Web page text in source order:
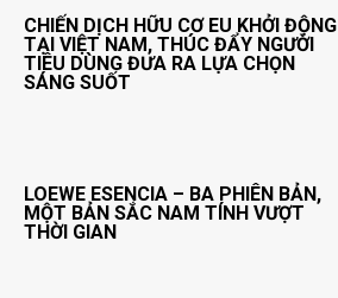
CHIẾN DỊCH HỮU CƠ EU KHỞI ĐỘNG
TẠI VIỆT NAM, THÚC ĐẨY NGƯỜI
TIÊU DÙNG ĐƯA RA LỰA CHỌN
SÁNG SUỐT
LOEWE ESENCIA – BA PHIÊN BẢN,
MỘT BẢN SẮC NAM TÍNH VƯỢT
THỜI GIAN